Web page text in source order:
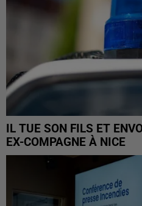
IL TUE SON FILS ET
EX-COMPAGNE À NICE